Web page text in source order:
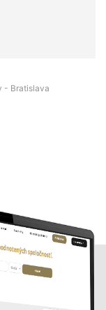
- Bratislava